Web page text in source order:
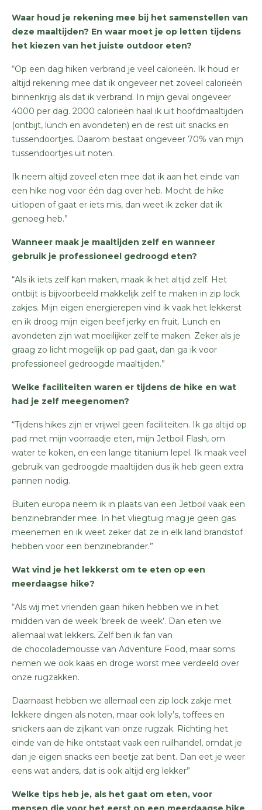
Waar houd je rekening mee bij het samenstellen van
deze maaltijden? En waar moet je op letten tijdens
het kiezen van het juiste outdoor eten?
“Op een dag hiken verbrand je veel calorieën. Ik houd er
altijd rekening mee dat ik ongeveer net zoveel calorieën
binnenkrijg als dat ik verbrand. In mijn geval ongeveer
4000 per dag. 2000 calorieën haal ik uit hoofdmaaltijden
(ontbijt, lunch en avondeten) en de rest uit snacks en
tussendoortjes. Daarom bestaat ongeveer 70% van mijn
tussendoortjes uit noten.
Ik neem altijd zoveel eten mee dat ik aan het einde van
een hike nog voor één dag over heb. Mocht de hike
uitlopen of gaat er iets mis, dan weet ik zeker dat ik
genoeg heb.”
Wanneer maak je maaltijden zelf en wanneer
gebruik je professioneel gedroogd eten?
“Als ik iets zelf kan maken, maak ik het altijd zelf. Het
ontbijt is bijvoorbeeld makkelijk zelf te maken in zip lock
zakjes. Mijn eigen energierepen vind ik vaak het lekkerst
en ik droog mijn eigen beef jerky en fruit. Lunch en
avondeten zijn wat moeilijker zelf te maken. Zeker als je
graag zo licht mogelijk op pad gaat, dan ga ik voor
professioneel gedroogde maaltijden.”
Welke faciliteiten waren er tijdens de hike en wat
had je zelf meegenomen?
“Tijdens hikes zijn er vrijwel geen faciliteiten. Ik ga altijd op
pad met mijn voorraadje eten, mijn Jetboil Flash, om
water te koken, en een lange titanium lepel. Ik maak veel
gebruik van gedroogde maaltijden dus ik heb geen extra
pannen nodig.
Buiten europa neem ik in plaats van een Jetboil vaak een
benzinebrander mee. In het vliegtuig mag je geen gas
meenemen en ik weet zeker dat ze in elk land brandstof
hebben voor een benzinebrander.”
Wat vind je het lekkerst om te eten op een
meerdaagse hike?
“Als wij met vrienden gaan hiken hebben we in het
midden van de week ‘breek de week’. Dan eten we
allemaal wat lekkers. Zelf ben ik fan van
de chocolademousse van Adventure Food, maar soms
nemen we ook kaas en droge worst mee verdeeld over
onze rugzakken.
Daarnaast hebben we allemaal een zip lock zakje met
lekkere dingen als noten, maar ook lolly’s, toffees en
snickers aan de zijkant van onze rugzak. Richting het
einde van de hike ontstaat vaak een ruilhandel, omdat je
dan je eigen snacks een beetje zat bent. Dan eet je weer
eens wat anders, dat is ook altijd erg lekker”
Welke tips heb je, als het gaat om eten, voor